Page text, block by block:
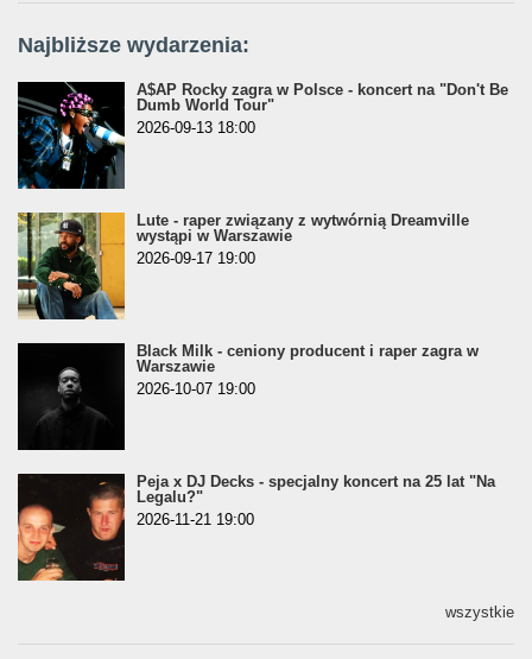
Najbliższe wydarzenia:
A$AP Rocky zagra w Polsce - koncert na "Don't Be
Dumb World Tour"
2026-09-13 18:00
Lute - raper związany z wytwórnią Dreamville
wystąpi w Warszawie
2026-09-17 19:00
Black Milk - ceniony producent i raper zagra w
Warszawie
2026-10-07 19:00
Peja x DJ Decks - specjalny koncert na 25 lat "Na
Legalu?"
2026-11-21 19:00
wszystkie